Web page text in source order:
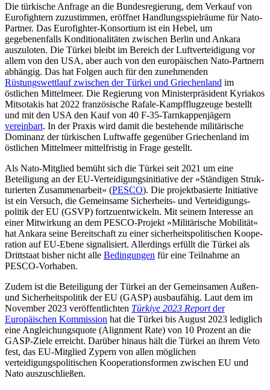
Die türkische Anfrage an die Bundes­regierung, dem Verkauf von
Eurofightern zuzustimmen, eröffnet Handlungsspielräume für Nato-
Partner. Das Eurofighter-Konsortium ist ein Hebel, um
gegebenenfalls Konditionalitäten zwischen Berlin und Ankara
auszuloten. Die Türkei bleibt im Bereich der Luftverteidigung vor
allem von den USA, aber auch von den europäischen Nato-Partnern
abhängig. Das hat Folgen auch für den zunehmenden
Rüstungswettlauf zwischen der Türkei und Griechenland im
östlichen Mittelmeer. Die Regierung von Ministerpräsident Kyriakos
Mitsotakis hat 2022 französische Rafale-Kampfflugzeuge bestellt
und mit den USA den Kauf von 40 F-35-Tarnkappenjägern
vereinbart. In der Praxis wird damit die bestehende militärische
Dominanz der tür­kischen Luftwaffe gegenüber Griechenland im
östlichen Mittel­meer mittelfristig in Frage gestellt.
Als Nato-Mitglied bemüht sich die Türkei seit 2021 um eine
Beteiligung an der EU-Verteidigungs­initiative der »Ständigen Struk­
turierten Zusammenarbeit« (PESCO). Die projektbasierte Initiative
ist ein Versuch, die Gemeinsame Sicherheits- und Vertei­digungs­
politik der EU (GSVP) fortzuent­wickeln. Mit seinem Interesse an
einer Mit­wirkung an dem PESCO-Projekt »Militä­rische Mobi­lität«
hat Ankara seine Bereit­schaft zu einer sicherheitspolitischen Ko­ope­
ration auf EU-Ebene signalisiert. Aller­dings erfüllt die Türkei als
Drittstaat bisher nicht alle Bedingungen für eine Teilnahme an
PESCO-Vorhaben.
Zudem ist die Beteiligung der Türkei an der Gemeinsamen Außen-
und Sicherheitspolitik der EU (GASP) ausbaufähig. Laut dem im
November 2023 veröffentlichten Türkiye 2023 Reportder
Europäischen Kom­mission hat die Türkei bis August 2023 lediglich
eine Angleichungsquote (Alignment Rate) von 10 Prozent an die
GASP-Ziele erreicht. Darüber hinaus hält die Türkei an ihrem Veto
fest, das EU-Mitglied Zypern von allen möglichen
verteidigungspolitischen Kooperationsformen zwischen EU und
Nato auszuschließen.